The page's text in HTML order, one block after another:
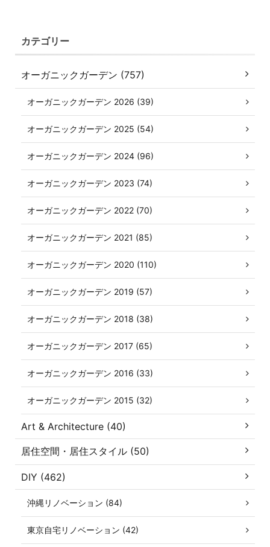
カテゴリー
オーガニックガーデン (757)
オーガニックガーデン 2026 (39)
オーガニックガーデン 2025 (54)
オーガニックガーデン 2024 (96)
オーガニックガーデン 2023 (74)
オーガニックガーデン 2022 (70)
オーガニックガーデン 2021 (85)
オーガニックガーデン 2020 (110)
オーガニックガーデン 2019 (57)
オーガニックガーデン 2018 (38)
オーガニックガーデン 2017 (65)
オーガニックガーデン 2016 (33)
オーガニックガーデン 2015 (32)
Art & Architecture (40)
居住空間・居住スタイル (50)
DIY (462)
沖縄リノベーション (84)
東京自宅リノベーション (42)